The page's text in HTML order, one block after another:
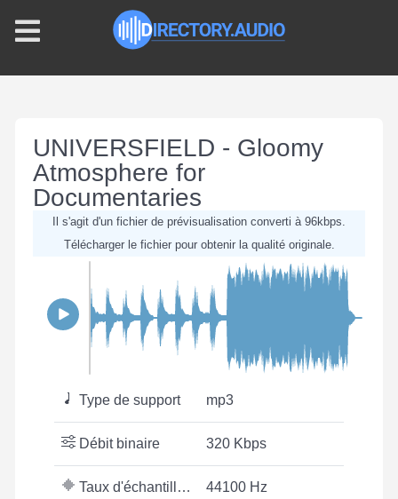
UNIVERSFIELD - Gloomy
Atmosphere for
Documentaries
Il s'agit d'un fichier de prévisualisation converti à 96kbps.
Télécharger le fichier pour obtenir la qualité originale.
Type de support mp3
Débit binaire 320 Kbps
Taux d'échantillonnage 44100 Hz